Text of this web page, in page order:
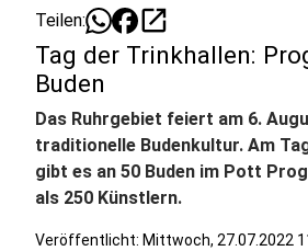
Teilen: open_in_new
Tag der Trinkhallen:
Buden
Das Ruhrgebiet feiert am 6.
traditionelle Budenkultur. Am
gibt es an 50 Buden im Pott
als 250 Künstlern.
Veröffentlicht: Mittwoch, 27.07.2022